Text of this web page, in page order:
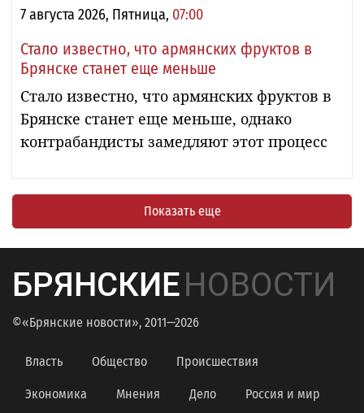
7 августа 2026, Пятница, 07:00
Стало известно, что армянских фруктов в
Брянске станет еще меньше
Стало известно, что армянских фруктов в
Брянске станет еще меньше, однако
контрабандисты замедляют этот процесс
Показать еще
БРЯНСКИЕНОВОСТИ
©«Брянские новости», 2011—2026
Власть Общество Происшествия
Экономика Мнения Дело Россия и мир